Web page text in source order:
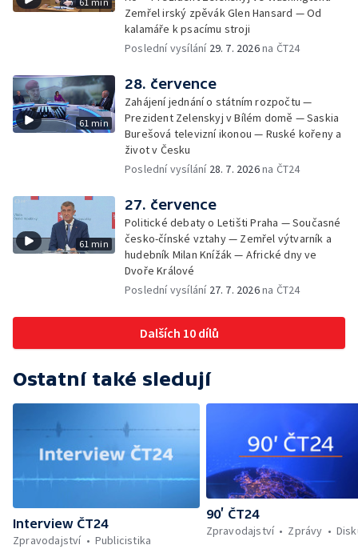
Zemřel irský zpěvák Glen Hansard — Od
kalamáře k psacímu stroji
Poslední vysílání 29. 7. 2026na ČT24
61 min
28. července
Zahájení jednání o státním rozpočtu —
Prezident Zelenskyj v Bílém domě — Saskia
Burešová televizní ikonou — Ruské kořeny a
život v Česku
Poslední vysílání 28. 7. 2026na ČT24
61 min
27. července
Politické debaty o Letišti Praha — Současné
česko-čínské vztahy — Zemřel výtvarník a
hudebník Milan Knížák — Africké dny ve
Dvoře Králové
Poslední vysílání 27. 7. 2026na ČT24
Dalších 10 dílů
Ostatní také sledují
Interview ČT24
Zpravodajství
Publicistika
90’ ČT24
Zpravodajství
Zprávy